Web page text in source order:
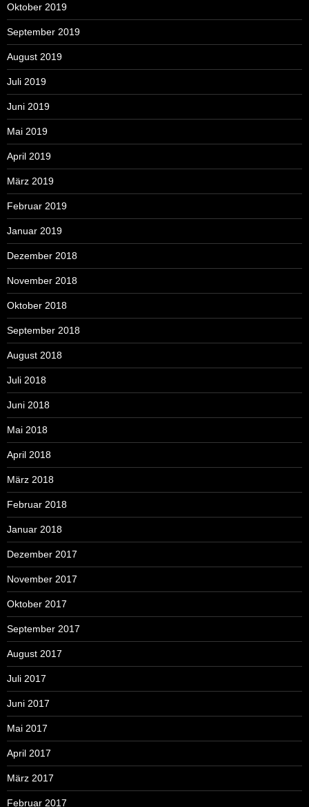
Oktober 2019
September 2019
August 2019
Juli 2019
Juni 2019
Mai 2019
April 2019
März 2019
Februar 2019
Januar 2019
Dezember 2018
November 2018
Oktober 2018
September 2018
August 2018
Juli 2018
Juni 2018
Mai 2018
April 2018
März 2018
Februar 2018
Januar 2018
Dezember 2017
November 2017
Oktober 2017
September 2017
August 2017
Juli 2017
Juni 2017
Mai 2017
April 2017
März 2017
Februar 2017